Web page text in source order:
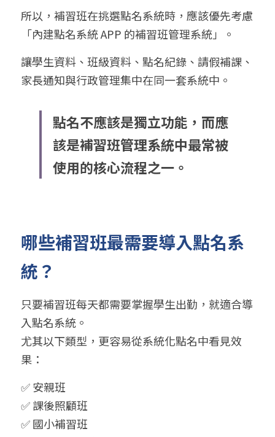
所以，補習班在挑選點名系統時，應該優先考慮
「內建點名系統 APP 的補習班管理系統」。
讓學生資料、班級資料、點名紀錄、請假補課、
家長通知與行政管理集中在同一套系統中。
點名不應該是獨立功能，而應
該是補習班管理系統中最常被
使用的核心流程之一。
哪些補習班最需要導入點名系
統？
只要補習班每天都需要掌握學生出勤，就適合導
入點名系統。
尤其以下類型，更容易從系統化點名中看見效
果：
✅ 安親班
✅ 課後照顧班
✅ 國小補習班